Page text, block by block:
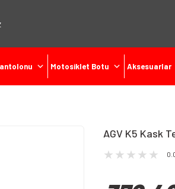
Motosiklet Botu Aksesuarlar
AGV K5 Kask